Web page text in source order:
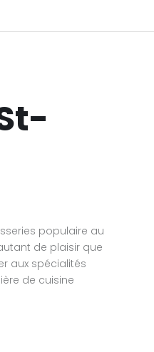
populaire au
de plaisir que
aux spécialités
de cuisine